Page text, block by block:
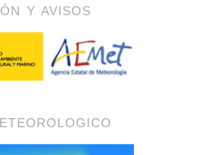
Y AVISOS